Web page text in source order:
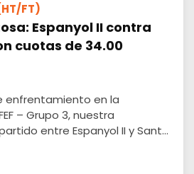
FT)
Espanyol II contra
cuotas de 34.00
enfrentamiento en la
– Grupo 3, nuestra
entre Espanyol II y Sant...